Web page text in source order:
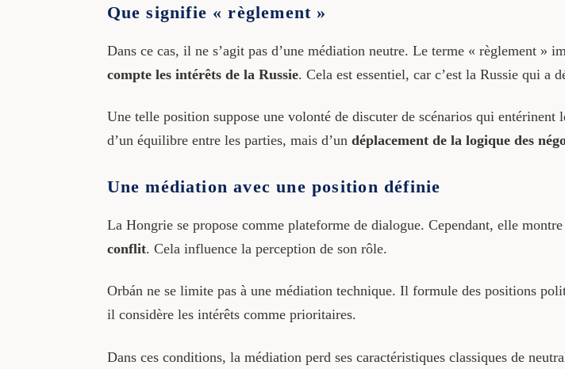
Que signifie « règlement »
Dans ce cas, il ne s’agit pas d’une médiation neutre. Le terme « règlement »
compte les intérêts de la Russie. Cela est essentiel, car c’est la Russie qui a
Une telle position suppose une volonté de discuter de scénarios qui
d’un équilibre entre les parties, mais d’un déplacement de la logique des
Une médiation avec une position définie
La Hongrie se propose comme plateforme de dialogue. Cependant, elle
conflit. Cela influence la perception de son rôle.
Orbán ne se limite pas à une médiation technique. Il formule des positions
il considère les intérêts comme prioritaires.
Dans ces conditions, la médiation perd ses caractéristiques classiques de